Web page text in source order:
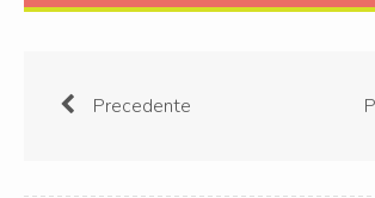
Precedente